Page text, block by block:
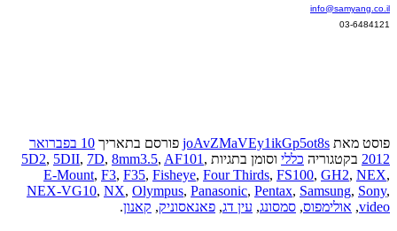
info@samyang.co.il
03-6484121
פוסט מאת joAvZMaVEy1ikGp5ot8s פורסם בתאריך
10 בפברואר
2012 בקטגוריה כללי וסומן בתגיות 5D2, 5DII, 7D, 8mm3.5, AF101 ,
E-Mount, F3, F35, Fisheye, Four Thirds, FS100, GH2, NEX,
NEX-VG10, NX, Olympus, Panasonic, Pentax, Samsung, Sony,
video
, אולימפוס, סמסונג, עין דג, פאנאסוניק, קאנון.